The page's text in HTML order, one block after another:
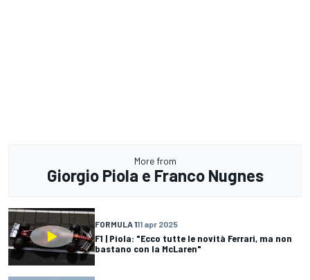
More from
Giorgio Piola e Franco Nugnes
FORMULA 111 apr 2025
F1 | Piola: "Ecco tutte le novità Ferrari, ma non
bastano con la McLaren"